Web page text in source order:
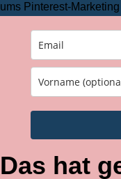
ums Pinterest-
Das hat